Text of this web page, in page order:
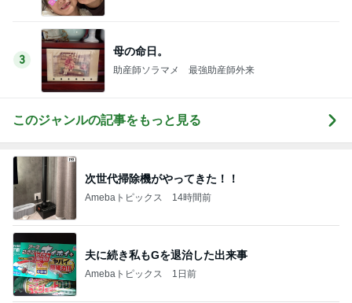
3
母の命日。
助産師ソラマメ 最強助産師外来
このジャンルの記事をもっと見る
次世代掃除機がやってきた！！
Amebaトピックス 14時間前
夫に続き私もGを退治した出来事
Amebaトピックス 1日前